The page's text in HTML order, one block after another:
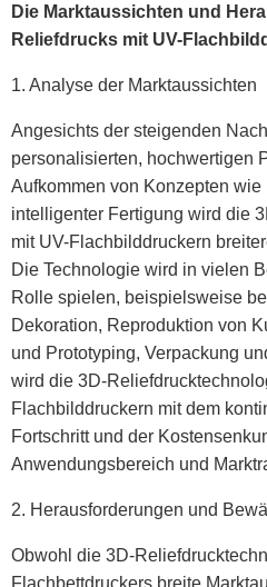
Die Marktaussichten und
Reliefdrucks mit UV-
1. Analyse der Marktaussichten
Angesichts der steigenden
personalisierten, hochwertigen
Aufkommen von Konzepten wie
intelligenter Fertigung wird die
mit UV-Flachbilddruckern
Die Technologie wird in vielen
Rolle spielen, beispielsweise
Dekoration, Reproduktion von
und Prototyping, Verpackung
wird die 3D-
Flachbilddruckern mit dem
Fortschritt und der
Anwendungsbereich und
2. Herausforderungen und
Obwohl die 3D-
Flachbettdruckers breite